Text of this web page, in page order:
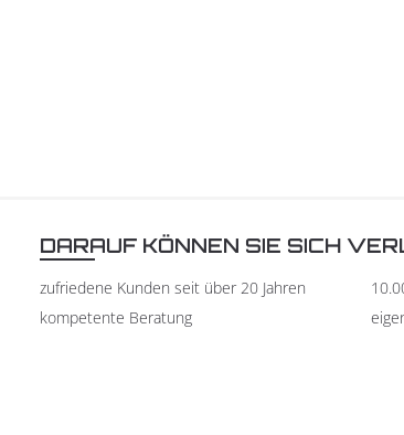
DARAUF KÖNNEN SIE SICH
zufriedene Kunden seit über 20 Jahren
kompetente Beratung